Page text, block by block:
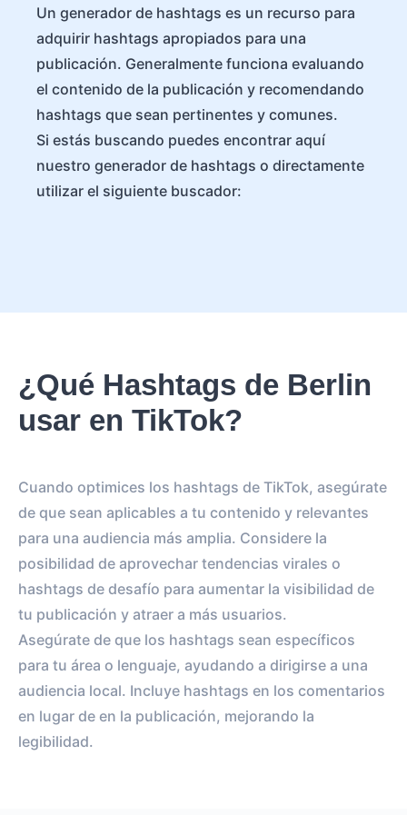
Un generador de hashtags es un recurso para
adquirir hashtags apropiados para una
publicación. Generalmente funciona evaluando
el contenido de la publicación y recomendando
hashtags que sean pertinentes y comunes.
Si estás buscando puedes encontrar aquí
nuestro generador de hashtags o directamente
utilizar el siguiente buscador:
¿Qué Hashtags de Berlin
usar en TikTok?
Cuando optimices los hashtags de TikTok, asegúrate
de que sean aplicables a tu contenido y relevantes
para una audiencia más amplia. Considere la
posibilidad de aprovechar tendencias virales o
hashtags de desafío para aumentar la visibilidad de
tu publicación y atraer a más usuarios.
Asegúrate de que los hashtags sean específicos
para tu área o lenguaje, ayudando a dirigirse a una
audiencia local. Incluye hashtags en los comentarios
en lugar de en la publicación, mejorando la
legibilidad.